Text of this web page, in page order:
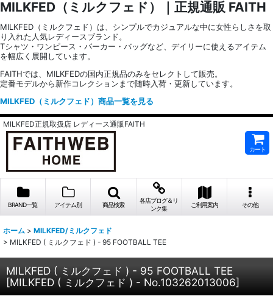
MILKFED（ミルクフェド）｜正規通販 FAITH
MILKFED（ミルクフェド）は、シンプルでカジュアルな中に女性らしさを取
り入れた人気レディースブランド。
Tシャツ・ワンピース・パーカー・バッグなど、デイリーに使えるアイテム
を幅広く展開しています。
FAITHでは、MILKFEDの国内正規品のみをセレクトして販売。
定番モデルから新作コレクションまで随時入荷・更新しています。
MILKFED（ミルクフェド）商品一覧を見る
MILKFED正規取扱店 レディース通販FAITH
カート
BRAND一覧 アイテム別 商品検索
各店ブログ＆リ
ンク集
ご利用案内 その他
ホーム > MILKFED/ミルクフェド
> MILKFED ( ミルクフェド ) - 95 FOOTBALL TEE
MILKFED ( ミルクフェド ) - 95 FOOTBALL TEE
[MILKFED ( ミルクフェド ) - No.103262013006]